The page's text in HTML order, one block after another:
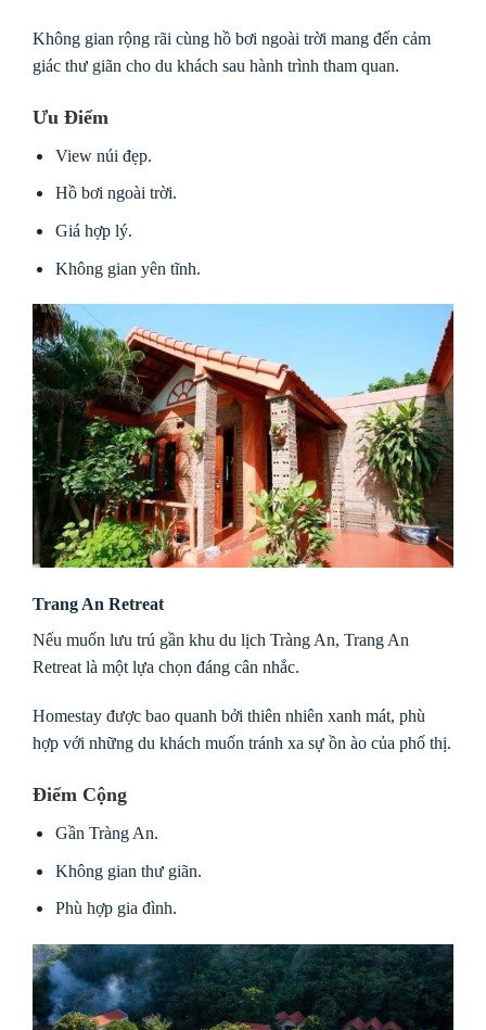
Không gian rộng rãi cùng hồ bơi ngoài trời mang đến cảm
giác thư giãn cho du khách sau hành trình tham quan.
Ưu Điểm
View núi đẹp.
Hồ bơi ngoài trời.
Giá hợp lý.
Không gian yên tĩnh.
Trang An Retreat
Nếu muốn lưu trú gần khu du lịch Tràng An, Trang An
Retreat là một lựa chọn đáng cân nhắc.
Homestay được bao quanh bởi thiên nhiên xanh mát, phù
hợp với những du khách muốn tránh xa sự ồn ào của phố thị.
Điểm Cộng
Gần Tràng An.
Không gian thư giãn.
Phù hợp gia đình.